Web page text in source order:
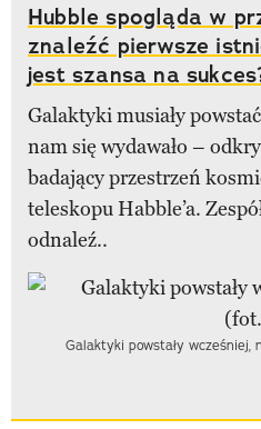
Hubble spogląda w
znaleźć pierwsze
jest szansa na
Galaktyki musiały
nam się wydawało –
badający przestrzeń
teleskopu Habble’a.
odnaleź..
Galaktyki powstały